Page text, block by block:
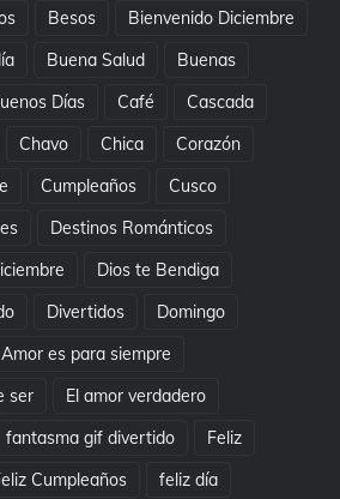
Besos
Bienvenido Diciembre
Buena Salud
Buenas
Días Café
Cascada
Chavo Chica
Corazón
Cumpleaños
Cusco
Destinos Románticos
Dios te Bendiga
Divertidos
Domingo
Amor es para siempre
ser
El amor verdadero
fantasma gif divertido
Feliz
Cumpleaños
feliz día